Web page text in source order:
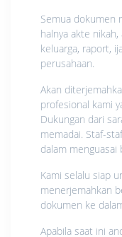
Semua dokumen
halnya akte
keluarga, raport,
perusahaan.
Akan
profesional kami
Dukungan dari
memadai. Staf-
dalam menguasai
Kami selalu siap
menerjemahkan
dokumen ke
Apabila saat ini